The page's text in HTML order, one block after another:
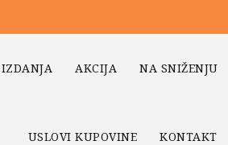
IZDANJA AKCIJA NA SNIŽENJU
USLOVI KUPOVINE KONTAKT